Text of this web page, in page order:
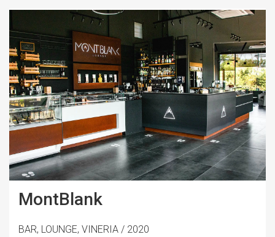
MontBlank
BAR, LOUNGE, VINERIA / 2020